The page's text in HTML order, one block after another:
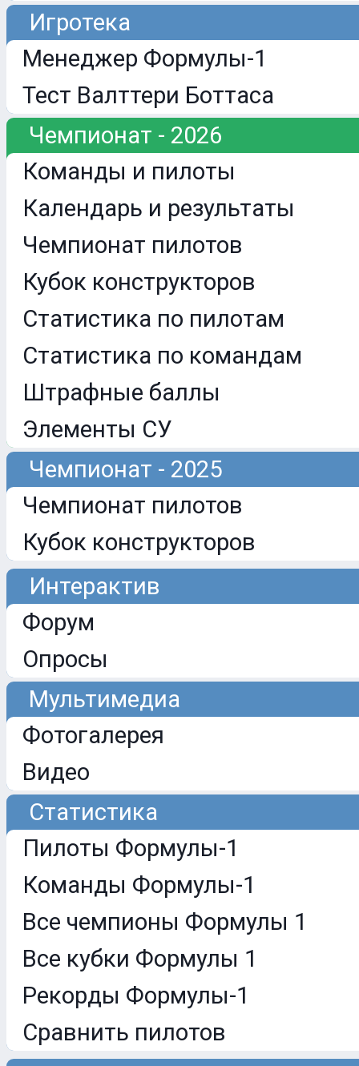
Игротека
Менеджер Формулы-1
Тест Валттери Боттаса
Чемпионат - 2026
Команды и пилоты
Календарь и результаты
Чемпионат пилотов
Кубок конструкторов
Статистика по пилотам
Статистика по командам
Штрафные баллы
Элементы СУ
Чемпионат - 2025
Чемпионат пилотов
Кубок конструкторов
Интерактив
Форум
Опросы
Мультимедиа
Фотогалерея
Видео
Статистика
Пилоты Формулы-1
Команды Формулы-1
Все чемпионы Формулы 1
Все кубки Формулы 1
Рекорды Формулы-1
Сравнить пилотов